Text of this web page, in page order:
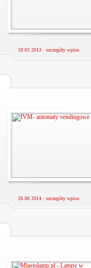
18 03 2013 · szczegóły wpisu
26 06 2014 · szczegóły wpisu